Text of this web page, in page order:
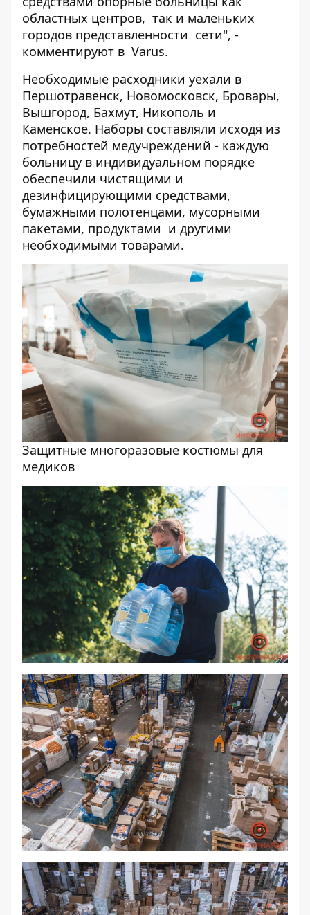
областных центров, так и маленьких
городов представленности сети", -
комментируют в Varus.
Необходимые расходники уехали в
Першотравенск, Новомосковск, Бровары,
Вышгород, Бахмут, Никополь и
Каменское. Наборы составляли исходя из
потребностей медучреждений - каждую
больницу в индивидуальном порядке
обеспечили чистящими и
дезинфицирующими средствами,
бумажными полотенцами, мусорными
пакетами, продуктами и другими
необходимыми товарами.
Защитные многоразовые костюмы для
медиков